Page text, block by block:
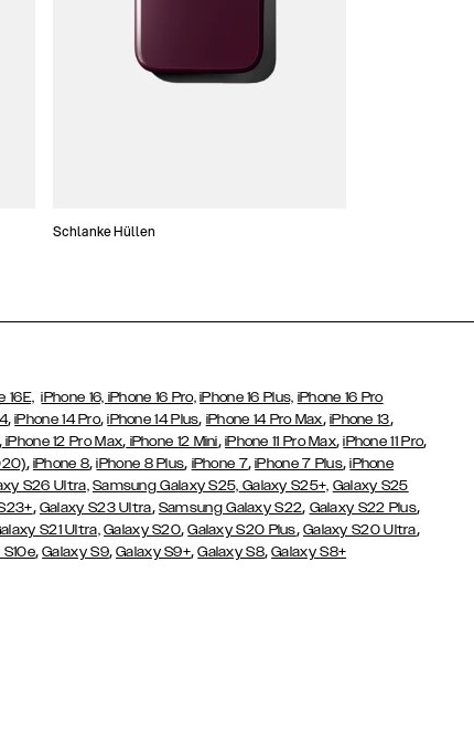
Schlanke Hüllen
16E, iPhone 16, iPhone 16 Pro, iPhone 16 Plus, iPhone 16 Pro
,iPhone 14 Pro,iPhone 14 Plus, iPhone 14 Pro Max, iPhone 13,
,iPhone 12 Pro Max, iPhone 12 Mini, iPhone 11 Pro Max,iPhone 11 Pro,
, iPhone 8,iPhone 8 Plus, iPhone 7,iPhone 7 Plus,iPhone
S26 Ultra, Samsung Galaxy S25, Galaxy S25+, Galaxy S25
, Galaxy S23 Ultra, Samsung Galaxy S22, Galaxy S22 Plus,
S21 Ultra, Galaxy S20,Galaxy S20 Plus, Galaxy S20 Ultra,
S10e,Galaxy S9,Galaxy S9+,Galaxy S8,Galaxy S8+